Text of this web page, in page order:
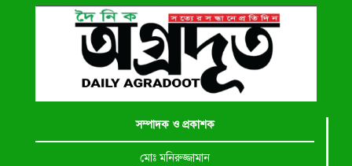
সম্পাদক ও প্রকাশক
মোঃ মনিরুজ্জামান